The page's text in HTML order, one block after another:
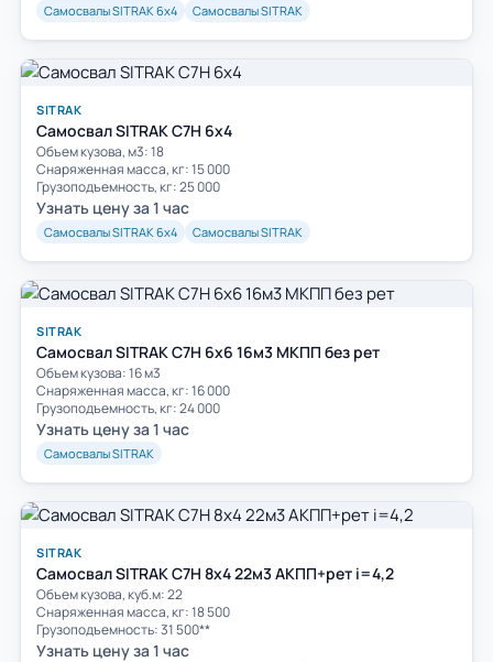
Самосвалы SITRAK 6х4 Самосвалы SITRAK
SITRAK
Самосвал SITRAK C7H 6x4
Объем кузова, м3: 18
Cнаряженная масса, кг: 15 000
Грузоподъемность, кг: 25 000
Узнать цену за 1 час
Самосвалы SITRAK 6х4 Самосвалы SITRAK
SITRAK
Самосвал SITRAK C7H 6x6 16м3 МКПП без рет
Объем кузова: 16 м3
Снаряженная масса, кг: 16 000
Грузоподъемность, кг: 24 000
Узнать цену за 1 час
Самосвалы SITRAK
SITRAK
Самосвал SITRAK C7H 8x4 22м3 АКПП+рет i=4,2
Объем кузова, куб.м: 22
Cнаряженная масса, кг: 18 500
Грузоподъемность: 31 500**
Узнать цену за 1 час